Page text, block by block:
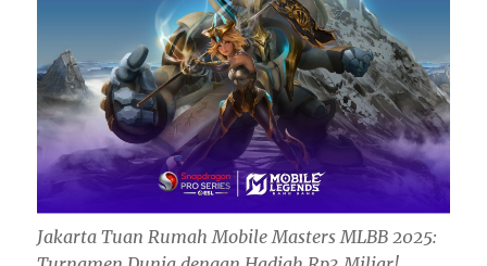
Jakarta Tuan Rumah Mobile Masters MLBB 2025: